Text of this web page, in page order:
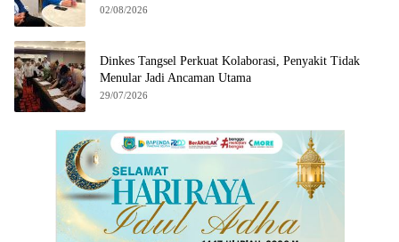
02/08/2026
Dinkes Tangsel Perkuat Kolaborasi, Penyakit Tidak
Menular Jadi Ancaman Utama
29/07/2026